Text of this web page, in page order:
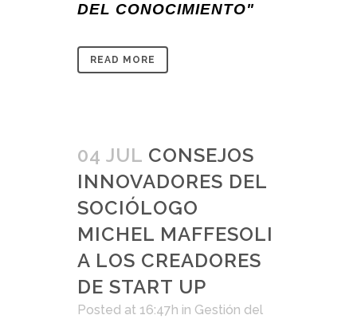
DEL CONOCIMIENTO"
READ MORE
04 JUL CONSEJOS
INNOVADORES DEL
SOCIÓLOGO
MICHEL MAFFESOLI
A LOS CREADORES
DE START UP
Posted at 16:47h in Gestión del